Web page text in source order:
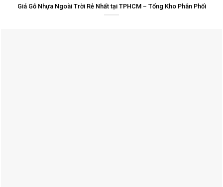
Giá Gỗ Nhựa Ngoài Trời Rẻ Nhất tại TPHCM – Tổng Kho Phân Phối